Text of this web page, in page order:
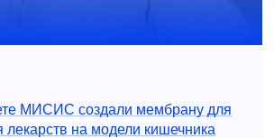
МИСИС создали мембрану для
лекарств на модели кишечника